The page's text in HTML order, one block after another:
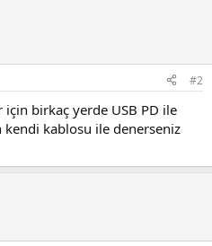
#2
birkaç yerde USB PD ile
kablosu ile denerseniz